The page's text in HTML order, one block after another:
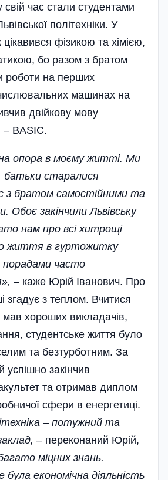
час стали студентами
політехніки. У
цікавився фізикою та хімією,
бо разом з братом
роботи на перших
машинах на
двійкову мову
– BASIC.
опора в моєму житті. Ми
батьки старалися
з братом самостійними та
Обоє закінчили Львівську
нам про всі хитрощі
життя в гуртожитку
порадами часто
– каже Юрій Іванович. Про
згадує з теплом. Вчитися
мав хороших викладачів,
студентське життя було
та безтурботним. За
успішно закінчив
та отримав диплом
сфери в енергетиці.
– потужний та
– переконаний Юрій,
міцних знань.
була економічна діяльність